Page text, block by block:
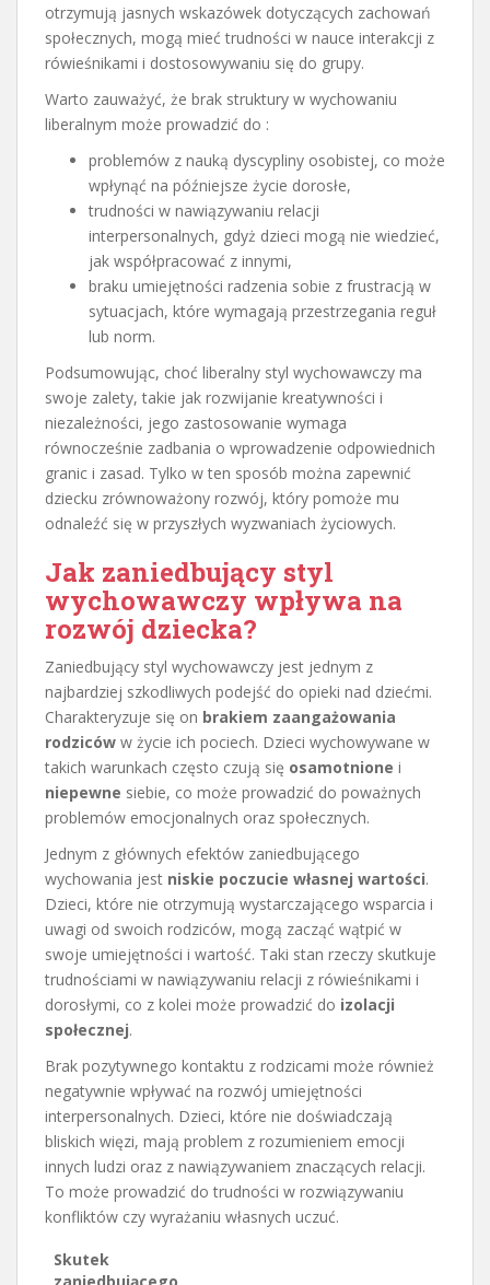
otrzymują jasnych wskazówek dotyczących zachowań
społecznych, mogą mieć trudności w nauce interakcji z
rówieśnikami i dostosowywaniu się do grupy.
Warto zauważyć, że brak struktury w wychowaniu
liberalnym może prowadzić do :
problemów z nauką dyscypliny osobistej, co może
wpłynąć na późniejsze życie dorosłe,
trudności w nawiązywaniu relacji
interpersonalnych, gdyż dzieci mogą nie wiedzieć,
jak współpracować z innymi,
braku umiejętności radzenia sobie z frustracją w
sytuacjach, które wymagają przestrzegania reguł
lub norm.
Podsumowując, choć liberalny styl wychowawczy ma
swoje zalety, takie jak rozwijanie kreatywności i
niezależności, jego zastosowanie wymaga
równocześnie zadbania o wprowadzenie odpowiednich
granic i zasad. Tylko w ten sposób można zapewnić
dziecku zrównoważony rozwój, który pomoże mu
odnaleźć się w przyszłych wyzwaniach życiowych.
Jak zaniedbujący styl
wychowawczy wpływa na
rozwój dziecka?
Zaniedbujący styl wychowawczy jest jednym z
najbardziej szkodliwych podejść do opieki nad dziećmi.
Charakteryzuje się on brakiem zaangażowania
rodziców w życie ich pociech. Dzieci wychowywane w
takich warunkach często czują się osamotnione i
niepewne siebie, co może prowadzić do poważnych
problemów emocjonalnych oraz społecznych.
Jednym z głównych efektów zaniedbującego
wychowania jest niskie poczucie własnej wartości.
Dzieci, które nie otrzymują wystarczającego wsparcia i
uwagi od swoich rodziców, mogą zacząć wątpić w
swoje umiejętności i wartość. Taki stan rzeczy skutkuje
trudnościami w nawiązywaniu relacji z rówieśnikami i
dorosłymi, co z kolei może prowadzić do izolacji
społecznej.
Brak pozytywnego kontaktu z rodzicami może również
negatywnie wpływać na rozwój umiejętności
interpersonalnych. Dzieci, które nie doświadczają
bliskich więzi, mają problem z rozumieniem emocji
innych ludzi oraz z nawiązywaniem znaczących relacji.
To może prowadzić do trudności w rozwiązywaniu
konfliktów czy wyrażaniu własnych uczuć.
Skutek
zaniedbującego